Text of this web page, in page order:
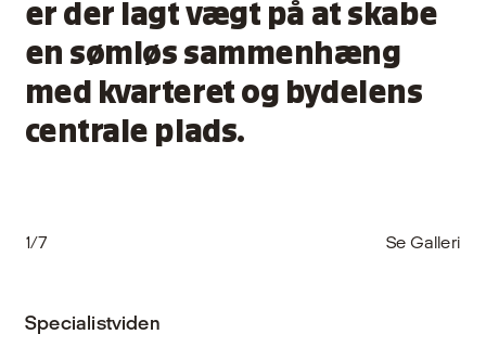
er der lagt vægt på at skabe
en sømløs sammenhæng
med kvarteret og bydelens
centrale plads.
1/7 Se Galleri
Specialistviden